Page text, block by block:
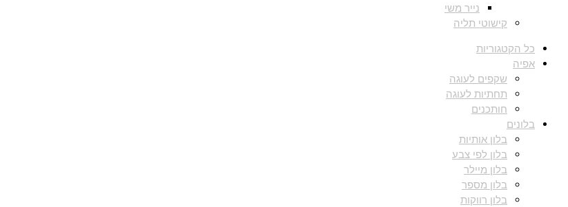
נייר משי
קישוטי תליה
כל הקטגוריות
אפיה
שקפים לעוגה
תחתיות לעוגה
חותכנים
בלונים
בלון אותיות
בלון לפי צבע
בלון מיילר
בלון מספר
בלון רווקות